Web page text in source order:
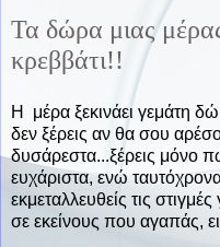
Τα δώρα μιας
κρεββάτι!!
Η μέρα ξεκινάει γεμάτη
δεν ξέρεις αν θα σου
δυσάρεστα...ξέρεις μόνο
ευχάριστα, ενώ
εκμεταλλευθείς τις
σε εκείνους που αγαπάς,